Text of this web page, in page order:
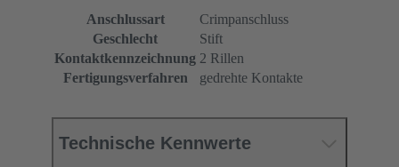
Anschlussart
Crimpanschluss
Geschlecht
Stift
Kontaktkennzeichnung 2 Rillen
Fertigungsverfahren
gedrehte Kontakte
Technische Kennwerte